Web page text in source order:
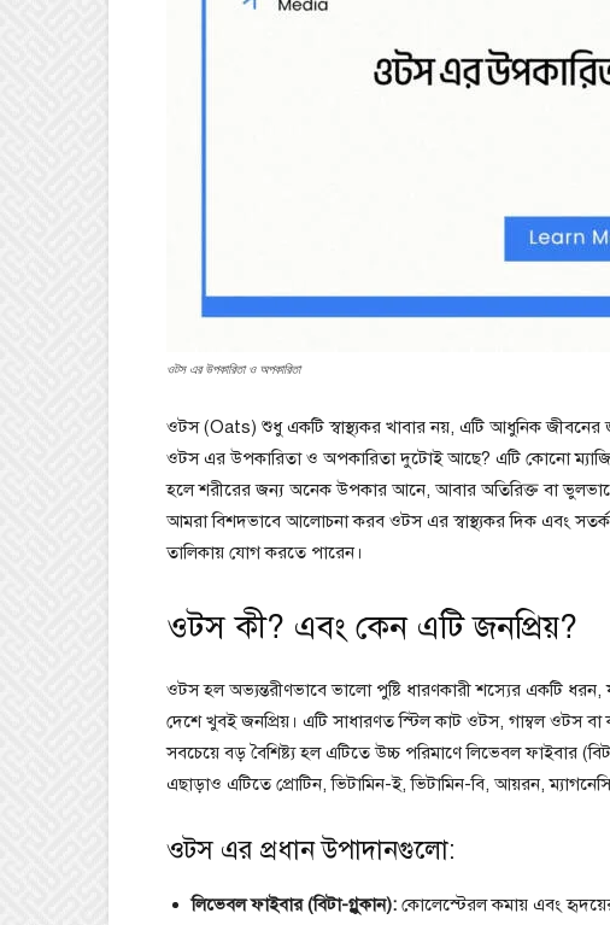
ওটস এর উপকারিতা ও অপকারিতা
ওটস (Oats) শুধু একটি স্বাস্থ্যকর খাবার নয়, এটি আধুনিক
ওটস এর উপকারিতা ও অপকারিতা দুটোই আছে? এটি কোনো
হলে শরীরের জন্য অনেক উপকার আনে, আবার অতিরিক্ত বা
আমরা বিশদভাবে আলোচনা করব ওটস এর স্বাস্থ্যকর দিক এবং
তালিকায় যোগ করতে পারেন।
ওটস কী? এবং কেন এটি জনপ্রিয়?
ওটস হল অভ্যন্তরীণভাবে ভালো পুষ্টি ধারণকারী শস্যের একটি
দেশে খুবই জনপ্রিয়। এটি সাধারণত স্টিল কাট ওটস, গাম্বল ওটস
সবচেয়ে বড় বৈশিষ্ট্য হল এটিতে উচ্চ পরিমাণে লিভেবল ফাইবার
এছাড়াও এটিতে প্রোটিন, ভিটামিন-ই, ভিটামিন-বি, আয়রন,
ওটস এর প্রধান উপাদানগুলো:
লিভেবল ফাইবার (বিটা-গ্লুকান): কোলেস্টেরল কমায় এবং